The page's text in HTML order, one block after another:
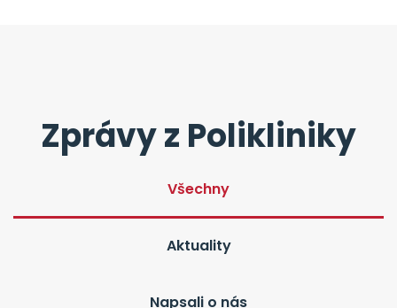
Zprávy z Polikliniky
Všechny
Aktuality
Napsali o nás